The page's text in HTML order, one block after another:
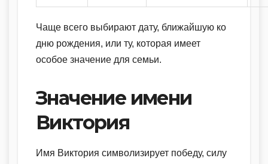
Чаще всего выбирают дату, ближайшую ко
дню рождения, или ту, которая имеет
особое значение для семьи.
Значение имени
Виктория
Имя Виктория символизирует победу, силу